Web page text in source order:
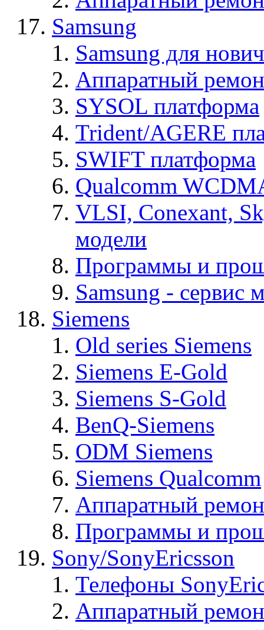
Samsung
Samsung для
Аппаратный
SYSOL платформа
Trident/AGERE
SWIFT платформа
Qualcomm
VLSI, Conexant,
модели
Программы и
Samsung - cервис
Siemens
Old series Siemens
Siemens E-Gold
Siemens S-Gold
BenQ-Siemens
ODM Siemens
Siemens Qualcomm
Аппаратный
Программы и
Sony/SonyEricsson
Телефоны
Аппаратный